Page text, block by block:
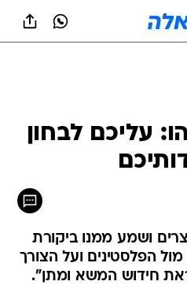
עליכם לבחון
ושמע ממנו ביקורת
הפלסטינים ועל הצורך
חידוש המשא ומתן".